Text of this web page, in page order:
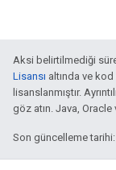
Aksi belirtilmediği
Lisansı altında ve
lisanslanmıştır.
göz atın. Java, Oracle
Son güncelleme